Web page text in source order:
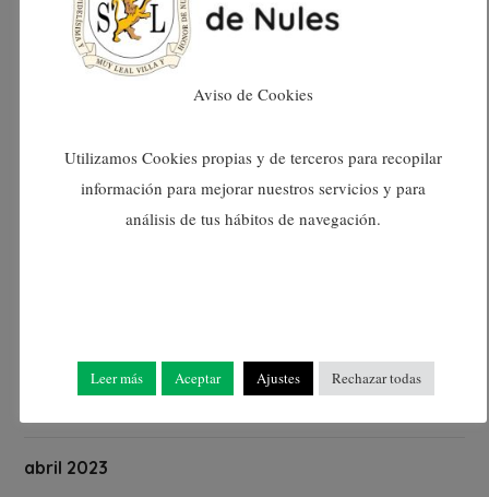
novembre 2023
setembre 2023
abril 2023
Aviso de Cookies
Utilizamos Cookies propias y de terceros para recopilar
información para mejorar nuestros servicios y para
análisis de tus hábitos de navegación.
Leer más Aceptar Ajustes Rechazar todas